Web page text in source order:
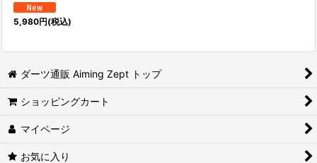
5,980円(税込)
ダーツ通販 Aiming Zept トップ
ショッピングカート
マイページ
お気に入り